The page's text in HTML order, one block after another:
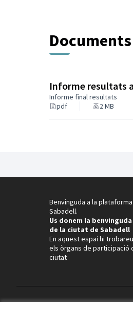
Informe resultats
Informe final resultats
pdf
2 MB
Benvinguda a la
Sabadell.
Us donem la
de la ciutat de Sabadell
En aquest espai hi
els òrgans de participació
ciutat